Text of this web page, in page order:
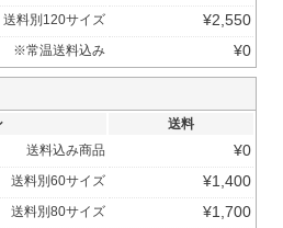
送料別120サイズ ¥2,550
※常温送料込み ¥0
送料
送料込み商品
¥0
送料別60サイズ ¥1,400
送料別80サイズ ¥1,700